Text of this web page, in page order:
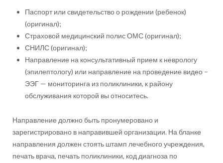
Паспорт или свидетельство о рождении (ребенок)
(оригинал);
Страховой медицинский полис ОМС (оригинал);
СНИЛС (оригинал);
Направление на консультативный прием к неврологу
(эпилептологу) или направление на проведение видео –
ЭЭГ — мониторинга из поликлиники, к району
обслуживания которой вы относитесь.
Направление должно быть пронумеровано и
зарегистрировано в направившей организации. На бланке
направления должен стоять штамп лечебного учреждения,
печать врача, печать поликлиники, код диагноза по